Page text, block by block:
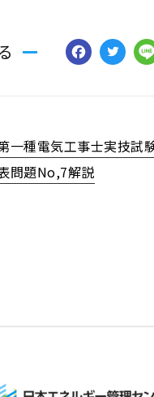
一種電気工事士実技試
問題No,7解説